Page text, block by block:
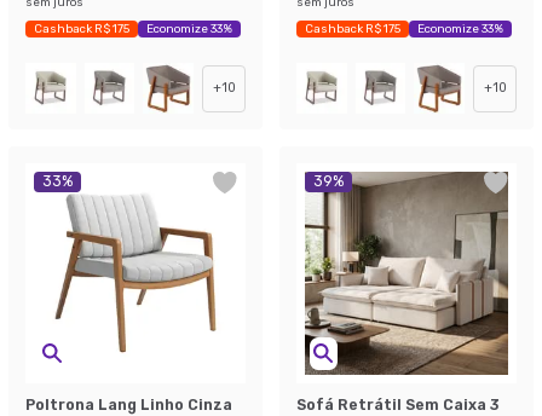
Cashback R$ 175 Economize 33%
+10
Cashback R$ 175 Economize 33%
+10
33%
Poltrona Lang Linho Cinza
39%
Sofá Retrátil Sem Caixa 3